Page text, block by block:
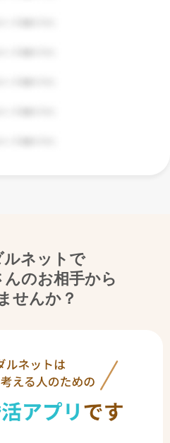
ルネットで
のお相手から
せんか？